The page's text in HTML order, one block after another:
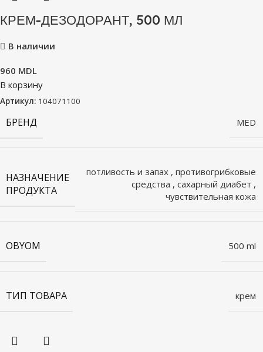
КРЕМ-ДЕЗОДОРАНТ, 500 МЛ
В наличии
960 MDL
В корзину
Артикул: 104071100
БРЕНД MED
НАЗНАЧЕНИЕ
ПРОДУКТА
потливость и запах , противогрибковые
средства , сахарный диабет ,
чувствительная кожа
OBYOM 500 ml
ТИП ТОВАРА крем